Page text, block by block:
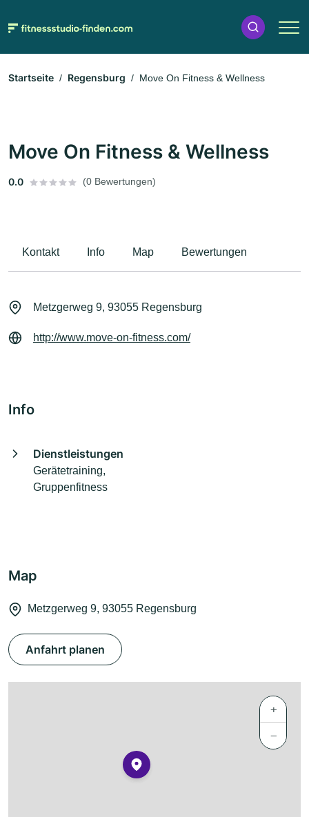
Startseite Regensburg Move On Fitness & Wellness
Move On Fitness & Wellness
0.0 (0 Bewertungen)
Kontakt Info Map Bewertungen
Metzgerweg 9, 93055 Regensburg
http://www.move-on-fitness.com/
Info
Dienstleistungen
Gerätetraining,
Gruppenfitness
Map
Metzgerweg 9, 93055 Regensburg
Anfahrt planen
+
−